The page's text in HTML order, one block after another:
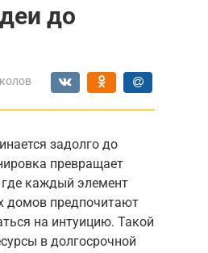
до
задолго до
превращает
где каждый элемент
домов предпочитают
на интуицию. Такой
в долгосрочной